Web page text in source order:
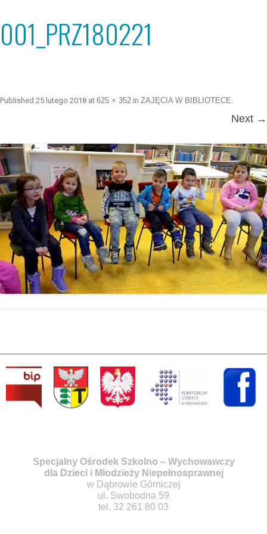
001_PRZ180221
Published 25 lutego 2018 at 625 × 352 in ZAJĘCIA W BIBLIOTECE.
Next →
Specjalny Ośrodek Szkolno – Wychowawczy
dla Dzieci i Młodzieży Niepełnosprawnej
w Dąbrowie Górniczej
ul. Swobodna 59
tel. 32 261 80 03